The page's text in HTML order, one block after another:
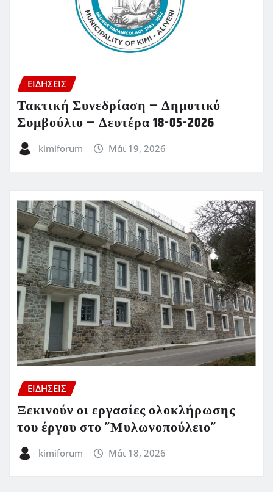
ΕΙΔΗΣΕΙΣ
Τακτική Συνεδρίαση – Δημοτικό
Συμβούλιο – Δευτέρα 18-05-2026
kimiforum Μάι 19, 2026
ΕΙΔΗΣΕΙΣ
Ξεκινούν οι εργασίες ολοκλήρωσης
του έργου στο ”Μυλωνοπούλειο”
kimiforum Μάι 18, 2026